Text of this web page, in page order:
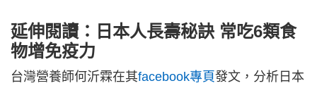
延伸閱讀：日本人長壽秘訣 常吃6類食
物增免疫力
台灣營養師何沂霖在其facebook專頁發文，分析日本